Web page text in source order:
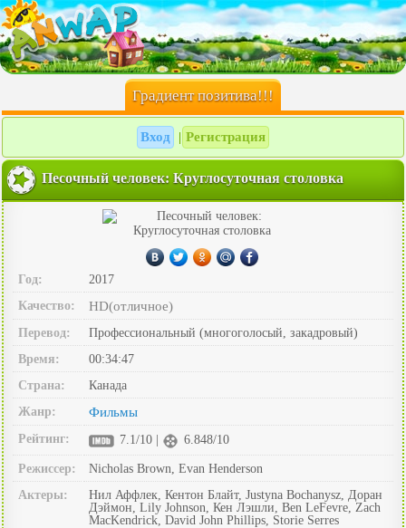
Градиент позитива!!!
Вход Регистрация
Песочный человек: Круглосуточная столовка
Год:
2017
Качество:
HD(отличное)
Перевод:
Профессиональный (многоголосый, закадровый)
Время:
00:34:47
Страна:
Канада
Жанр:
Фильмы
Рейтинг: 7.1/10 | 6.848/10
Режиссер:
Nicholas Brown, Evan Henderson
Актеры:
Нил Аффлек, Кентон Блайт, Justyna Bochanysz, Доран
Дэймон, Lily Johnson, Кен Лэшли, Ben LeFevre, Zach
MacKendrick, David John Phillips, Storie Serres